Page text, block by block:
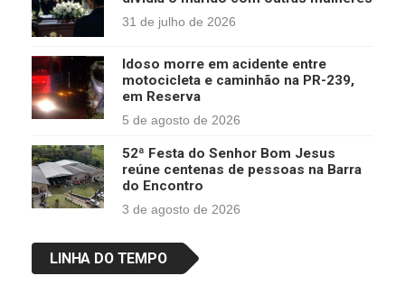
31 de julho de 2026
Idoso morre em acidente entre
motocicleta e caminhão na PR-239,
em Reserva
5 de agosto de 2026
52ª Festa do Senhor Bom Jesus
reúne centenas de pessoas na Barra
do Encontro
3 de agosto de 2026
LINHA DO TEMPO